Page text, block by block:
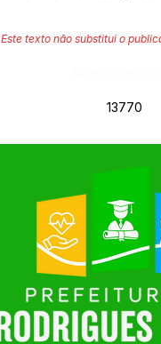
Este texto não substitui o
13770